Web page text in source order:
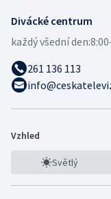
Divácké centrum
každý všední den:
261 136 113
Vzhled
Světlý